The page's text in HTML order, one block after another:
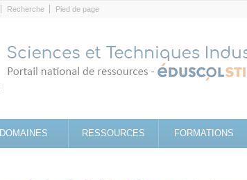
Recherche Pied de page
DOMAINES RESSOURCES FORMATIONS